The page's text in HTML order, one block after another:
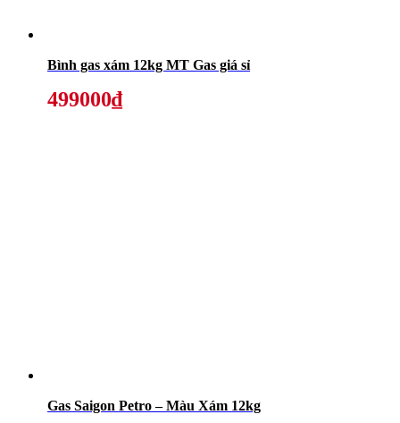
Bình gas xám 12kg MT Gas giá sỉ
499000₫
Gas Saigon Petro – Màu Xám 12kg